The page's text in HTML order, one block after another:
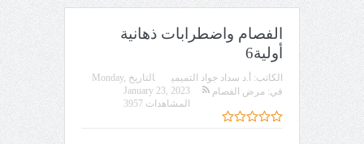
الفصام واضطرابات ذهانية
أولية6
الكاتب: أ.د سداد جواد التميمي التاريخ Monday,
January 23, 2023
في: مرض الفصام
المشاهدات 3957